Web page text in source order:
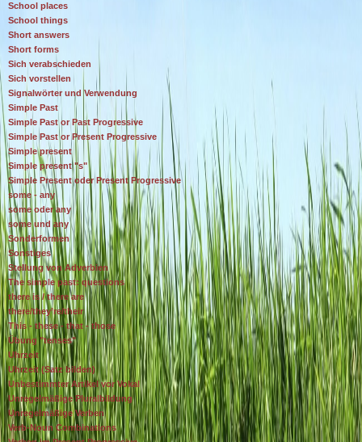
School places
School things
Short answers
Short forms
Sich verabschieden
Sich vorstellen
Signalwörter und Verwendung
Simple Past
Simple Past or Past Progressive
Simple Past or Present Progressive
Simple present
Simple present "s"
Simple Present oder Present Progressive
some - any
some oder any
some und any
Sonderformen
Sonstiges
Stellung von Adverbien
The simple past: questions
there is / there are
there/they’re/their
This - these - that - those
Übung "tenses"
Uhrzeit
Uhrzeit (Satz bilden)
Unbestimmter Artikel vor Vokal
Unregelmäßige Pluralbildung
Unregelmäßige Verben
Verb-Noun Combinations